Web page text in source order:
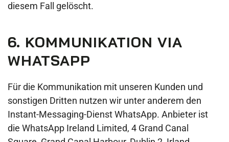
diesem Fall gelöscht.
6. KOMMUNIKATION VIA
WHATSAPP
Für die Kommunikation mit unseren Kunden und
sonstigen Dritten nutzen wir unter anderem den
Instant-Messaging-Dienst WhatsApp. Anbieter ist
die WhatsApp Ireland Limited, 4 Grand Canal